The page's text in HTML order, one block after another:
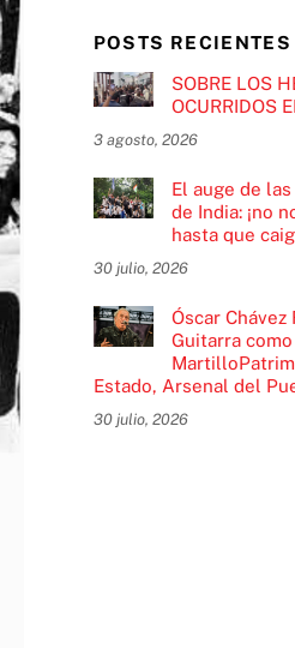
POSTS RECIENTES
SOBRE LOS
OCURRIDOS
3 agosto, 2026
El auge de las
de India: ¡no
hasta que
30 julio, 2026
Óscar Chávez
Guitarra como
Estado, Arsenal del
30 julio, 2026